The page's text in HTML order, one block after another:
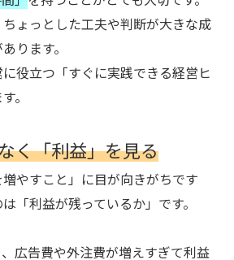
ょっとした工夫や判断が大きな成
ります。
役立つ「すぐに実践できる経営ヒ
。
く「利益」を見る
増やすこと」に目が向きがちです
「利益が残っているか」です。
広告費や外注費が増えすぎて利益